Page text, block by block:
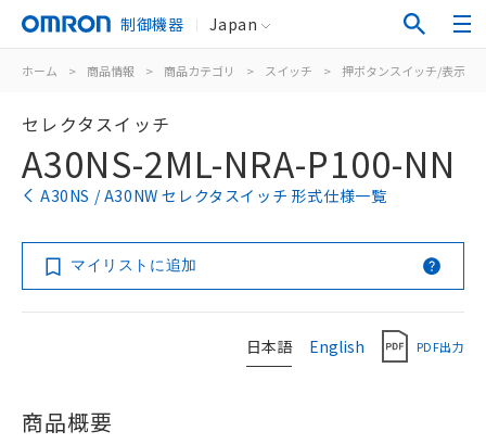
制御機器 Japan
ホーム > 商品情報 > 商品カテゴリ > スイッチ > 押ボタンスイッチ/表示灯
セレクタスイッチ
A30NS-2ML-NRA-P100-NN
A30NS / A30NW セレクタスイッチ 形式仕様一覧
マイリストに追加
日本語 English PDF出力
商品概要